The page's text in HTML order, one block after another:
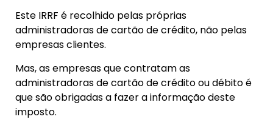
Este IRRF é recolhido pelas próprias
administradoras de cartão de crédito, não pelas
empresas clientes.
Mas, as empresas que contratam as
administradoras de cartão de crédito ou débito é
que são obrigadas a fazer a informação deste
imposto.